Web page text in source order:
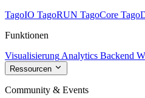
TagoIO TagoRUN TagoCore
Funktionen
Visualisierung Analytics Backend
Ressourcen
Community & Events